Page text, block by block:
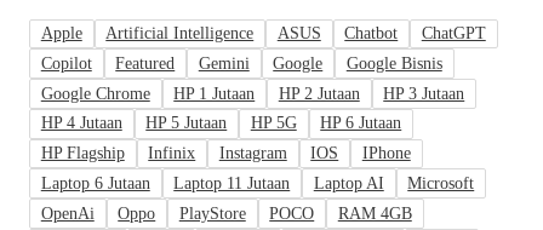
Apple Artificial Intelligence ASUS Chatbot
ChatGPT
Copilot
Featured Gemini Google
Google Bisnis
Google Chrome
HP 1 Jutaan HP 2 Jutaan
HP 3 Jutaan
HP 4 Jutaan
HP 5 Jutaan HP 5G
HP 6 Jutaan
HP Flagship
Infinix Instagram IOS
IPhone
Laptop 6 Jutaan
Laptop 11 Jutaan Laptop AI
Microsoft
OpenAi
Oppo PlayStore POCO
RAM 4GB